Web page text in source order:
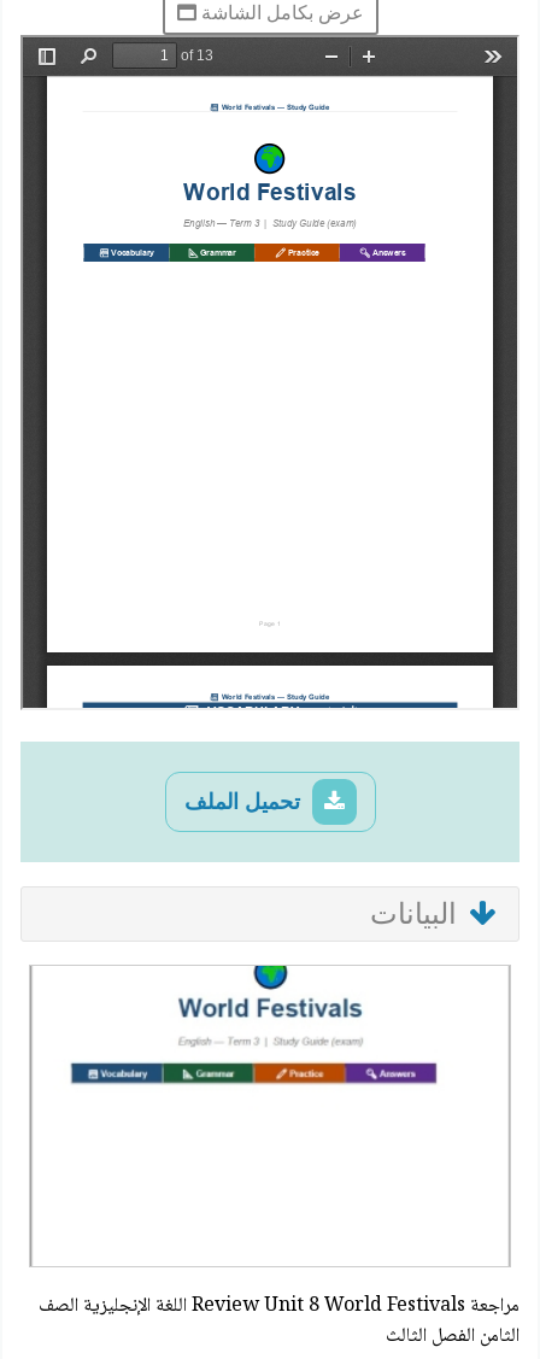
عرض بكامل الشاشة
تحميل الملف
البيانات
مراجعة Review Unit 8 World Festivals اللغة الإنجليزية الصف
الثامن الفصل الثالث